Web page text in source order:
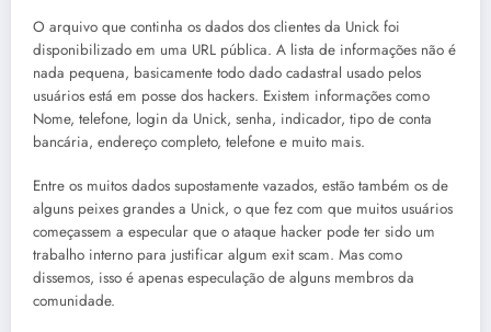
O arquivo que continha os dados dos clientes da Unick foi
disponibilizado em uma URL pública. A lista de informações não é
nada pequena, basicamente todo dado cadastral usado pelos
usuários está em posse dos hackers. Existem informações como
Nome, telefone, login da Unick, senha, indicador, tipo de conta
bancária, endereço completo, telefone e muito mais.
Entre os muitos dados supostamente vazados, estão também os de
alguns peixes grandes a Unick, o que fez com que muitos usuários
começassem a especular que o ataque hacker pode ter sido um
trabalho interno para justificar algum exit scam. Mas como
dissemos, isso é apenas especulação de alguns membros da
comunidade.